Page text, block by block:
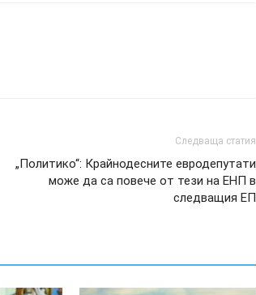
Следваща статия
„Политико“: Крайнодесните евродепутати
може да са повече от тези на ЕНП в
следващия ЕП